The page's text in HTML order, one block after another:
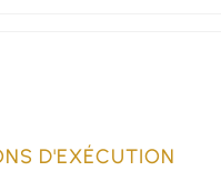
D'EXÉCUTION